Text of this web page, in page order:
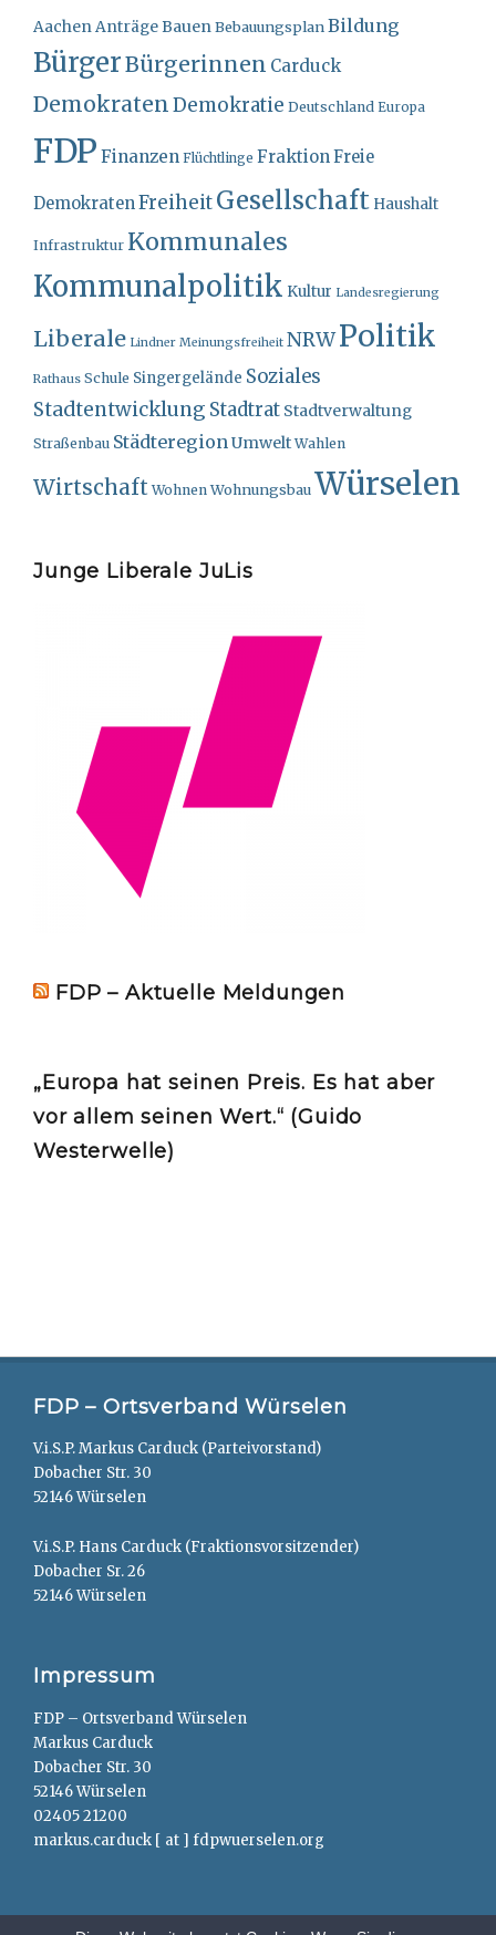
AachenAnträgeBauenBebauungsplanBildung
BürgerBürgerinnen Carduck
Demokraten Demokratie Deutschland Europa
FDP Finanzen Flüchtlinge Fraktion Freie
Demokraten FreiheitGesellschaft Haushalt
Infrastruktur Kommunales
Kommunalpolitik Kultur Landesregierung
Liberale Lindner Meinungsfreiheit NRWPolitik
Rathaus Schule Singergelände Soziales
Stadtentwicklung Stadtrat Stadtverwaltung
Straßenbau Städteregion Umwelt Wahlen
Wirtschaft Wohnen WohnungsbauWürselen
Junge Liberale JuLis
FDP – Aktuelle Meldungen
„Europa hat seinen Preis. Es hat aber
vor allem seinen Wert.“ (Guido
Westerwelle)
FDP – Ortsverband Würselen
V.i.S.P. Markus Carduck (Parteivorstand)
Dobacher Str. 30
52146 Würselen
V.i.S.P. Hans Carduck (Fraktionsvorsitzender)
Dobacher Sr. 26
52146 Würselen
Impressum
FDP – Ortsverband Würselen
Markus Carduck
Dobacher Str. 30
52146 Würselen
02405 21200
markus.carduck [ at ] fdpwuerselen.org